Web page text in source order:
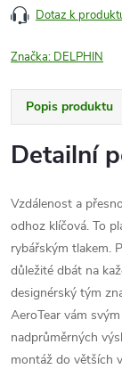
Dotaz k
Značka: DELPHIN
Popis produktu
Detailní
Vzdálenost a
odhoz klíčová. To
rybářským tlakem.
důležité dbát na
designérský tým
AeroTear vám
nadprůměrných
montáž do větších